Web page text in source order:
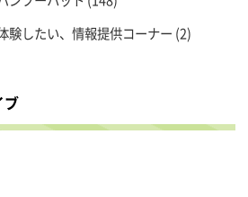
験したい、情報提供コーナー (2)